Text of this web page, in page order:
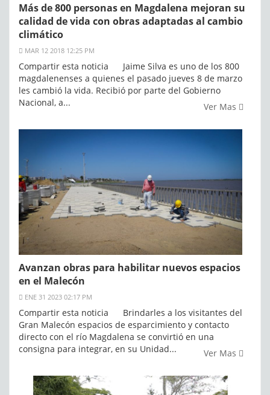
Más de 800 personas en Magdalena mejoran su
calidad de vida con obras adaptadas al cambio
climático
MAR 12 2018 12:25 PM
Compartir esta noticia Jaime Silva es uno de los 800
magdalenenses a quienes el pasado jueves 8 de marzo
les cambió la vida. Recibió por parte del Gobierno
Nacional, a...
Ver Mas
Avanzan obras para habilitar nuevos espacios
en el Malecón
ENE 31 2023 02:17 PM
Compartir esta noticia Brindarles a los visitantes del
Gran Malecón espacios de esparcimiento y contacto
directo con el río Magdalena se convirtió en una
consigna para integrar, en su Unidad...
Ver Mas